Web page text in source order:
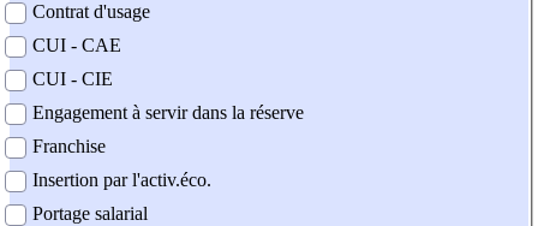
Contrat d'usage
CUI - CAE
CUI - CIE
Engagement à servir dans la réserve
Franchise
Insertion par l'activ.éco.
Portage salarial